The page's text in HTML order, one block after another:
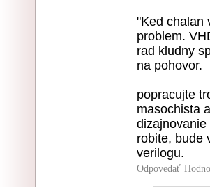
"Ked chalan
problem.
rad kludny
na pohovor.
popracujte
masochista
robite, bude
verilogu.
Odpovedať